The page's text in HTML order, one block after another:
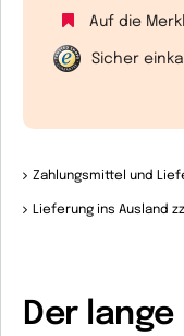
Auf die
Sicher
Zahlungsmittel und
Lieferung ins Ausland
Der